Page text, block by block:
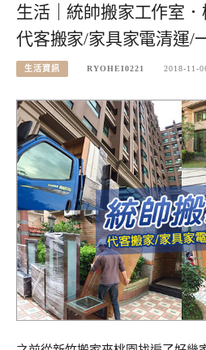
生活｜統帥搬家工作室
代客搬家/家具家電清運/
生活資訊 RYOHEI0221 2018-11-